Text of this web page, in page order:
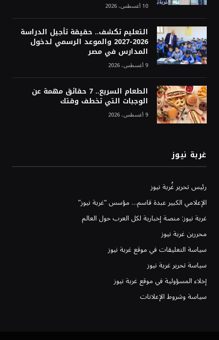
10 أغسطس، 2026
التعليم تكشف.. حقيقة تأجيل الدراسة
2026-2027 والموعد الرسمي لدخول
المدارس في مصر
9 أغسطس، 2026
الطعام السريع.. 7 حقائق مهمة عن
الوجبات التي تخطف وقتك
9 أغسطس، 2026
غربة نيوز
رئيس تحرير غُربة نيوز
الإعلامي الكبير عبدة قاسم… مؤسس “غربة نيوز”
غربة نيوز: منصة إخبارية لكل العرب حول العالم
محررين غربة نيوز
سياسة التعليقات في موقع غربة نيوز
سياسة تحرير غربة نيوز
إخلاء المسؤولية في موقع غربة نيوز
سياسة وشروط الإعلانات